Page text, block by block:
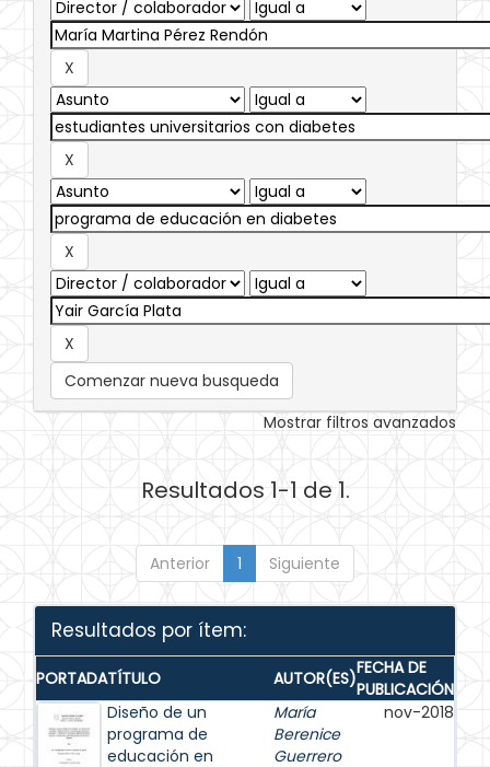
Comenzar nueva busqueda
Mostrar filtros avanzados
Resultados 1-1 de 1.
Anterior 1 Siguiente
Resultados por ítem:
PORTADATÍTULO AUTOR(ES)FECHA DE
PUBLICACIÓN
Diseño de un
programa de
educación en
María
Berenice
Guerrero
nov-2018